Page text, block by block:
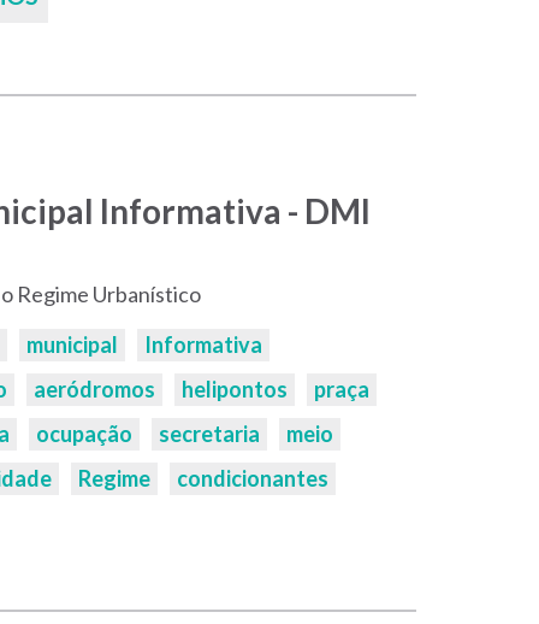
Informativa - DMI
Regime Urbanístico
municipal
Informativa
aeródromos helipontos
praça
ocupação secretaria
meio
Regime condicionantes